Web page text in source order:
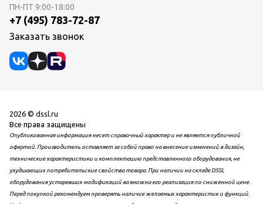
ПН-ПТ 9:00-18:00
+7 (495) 783-72-87
Заказать звонок
2026 © dssl.ru
Все права защищены
Опубликованная информация несет справочный характер и не является публичной
офертой. Производитель оставляет за собой право на внесение изменений в дизайн,
технические характеристики и комплектацию представленного оборудования, не
ухудшающих потребительские свойства товара. При наличии на складе DSSL
оборудования устаревших модификаций возможна его реализация по сниженной цене.
Перед покупкой рекомендуем проверять наличие желаемых характеристик и функций.